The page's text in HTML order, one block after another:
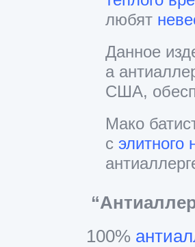
любят
Данное
а
США,
Мако
сэлитного
100%